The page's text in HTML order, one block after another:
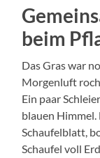
beim
Das Gras war
Morgenluft roch
Ein paar
blauen
Schaufelblatt,
Schaufel voll